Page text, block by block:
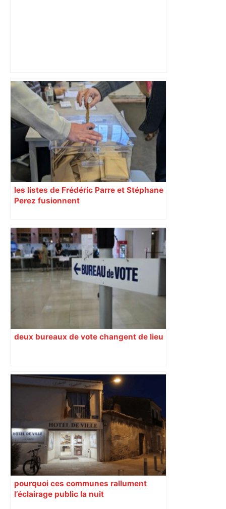
Un Airbus pas comme les autres :
l’étonnante histoire de l' Airbus A220 –
ici.fr
les listes de Frédéric Parre et Stéphane
Perez fusionnent
deux bureaux de vote changent de lieu
pourquoi ces communes rallument
l’éclairage public la nuit